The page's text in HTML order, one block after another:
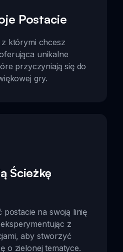
Postacie
którymi chcesz
unikalne
przyczyniają się do
gry.
Ścieżkę
postacie na swoją linię
z
aby stworzyć
o zielonej tematyce.